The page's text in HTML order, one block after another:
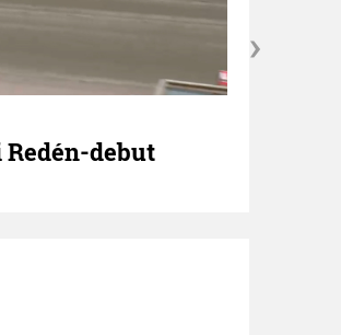
Redén-debut